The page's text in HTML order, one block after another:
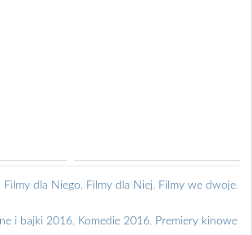
Filmy dla Niego, Filmy dla Niej, Filmy we dwoje,
i bajki 2016, Komedie 2016, Premiery kinowe